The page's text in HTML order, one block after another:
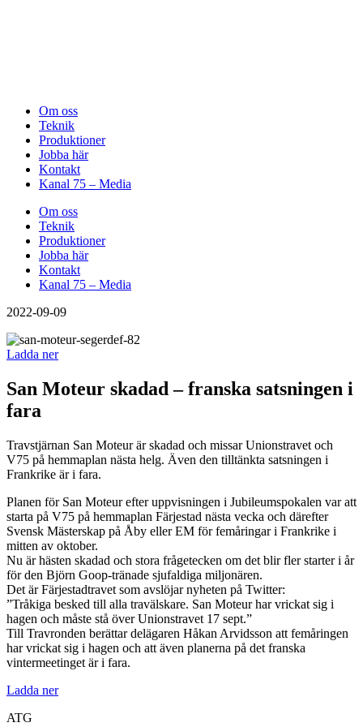
Om oss
Teknik
Produktioner
Jobba här
Kontakt
Kanal 75 – Media
Om oss
Teknik
Produktioner
Jobba här
Kontakt
Kanal 75 – Media
2022-09-09
Ladda ner
San Moteur skadad – franska satsningen i
fara
Travstjärnan San Moteur är skadad och missar Unionstravet och
V75 på hemmaplan nästa helg. Även den tilltänkta satsningen i
Frankrike är i fara.
Planen för San Moteur efter uppvisningen i Jubileumspokalen var att
starta på V75 på hemmaplan Färjestad nästa vecka och därefter
Svensk Mästerskap på Åby eller EM för femåringar i Frankrike i
mitten av oktober.
Nu är hästen skadad och stora frågetecken om det blir fler starter i år
för den Björn Goop-tränade sjufaldiga miljonären.
Det är Färjestadtravet som avslöjar nyheten på Twitter:
”Tråkiga besked till alla travälskare. San Moteur har vrickat sig i
hagen och måste stå över Unionstravet 17 sept.”
Till Travronden berättar delägaren Håkan Arvidsson att femåringen
har vrickat sig i hagen och att även planerna på det franska
vintermeetinget är i fara.
Ladda ner
ATG